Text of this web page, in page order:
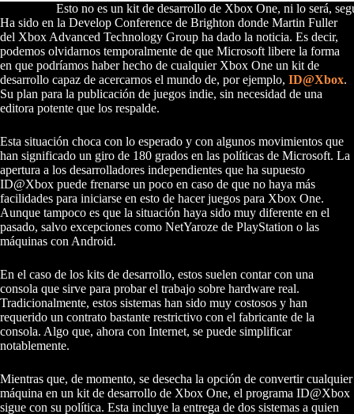
Esto no es un kit de desarrollo de Xbox One, ni lo será,
Ha sido en la Develop Conference de Brighton donde Martin Fuller
del Xbox Advanced Technology Group ha dado la noticia. Es decir,
podemos olvidarnos temporalmente de que Microsoft libere la forma
en que podríamos haber hecho de cualquier Xbox One un kit de
desarrollo capaz de acercarnos el mundo de, por ejemplo, ID@Xbox.
Su plan para la publicación de juegos indie, sin necesidad de una
editora potente que los respalde.
Esta situación choca con lo esperado y con algunos movimientos que
han significado un giro de 180 grados en las políticas de Microsoft. La
apertura a los desarrolladores independientes que ha supuesto
ID@Xbox puede frenarse un poco en caso de que no haya más
facilidades para iniciarse en esto de hacer juegos para Xbox One.
Aunque tampoco es que la situación haya sido muy diferente en el
pasado, salvo excepciones como NetYaroze de PlayStation o las
máquinas con Android.
En el caso de los kits de desarrollo, estos suelen contar con una
consola que sirve para probar el trabajo sobre hardware real.
Tradicionalmente, estos sistemas han sido muy costosos y han
requerido un contrato bastante restrictivo con el fabricante de la
consola. Algo que, ahora con Internet, se puede simplificar
notablemente.
Mientras que, de momento, se desecha la opción de convertir cualquier
máquina en un kit de desarrollo de Xbox One, el programa ID@Xbox
sigue con su política. Esta incluye la entrega de dos sistemas a quien